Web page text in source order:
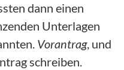
dann einen
Unterlagen
Vorantrag, und
schreiben.